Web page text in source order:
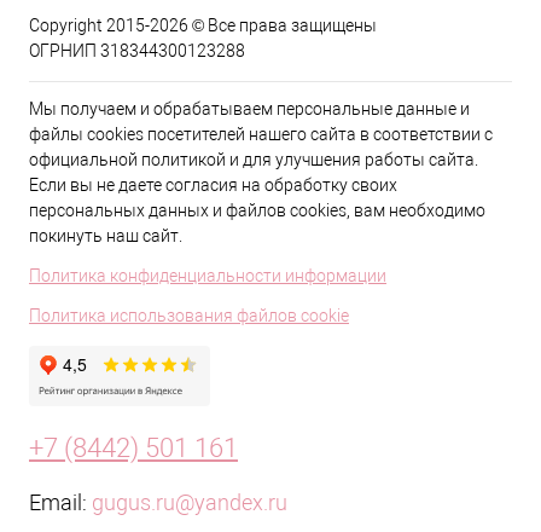
Copyright 2015-2026 © Все права защищены
ОГРНИП 318344300123288
Мы получаем и обрабатываем персональные данные и
файлы cookies посетителей нашего сайта в соответствии с
официальной политикой и для улучшения работы сайта.
Если вы не даете согласия на обработку своих
персональных данных и файлов cookies, вам необходимо
покинуть наш сайт.
Политика конфиденциальности информации
Политика использования файлов cookie
+7 (8442) 501 161
Email: gugus.ru@yandex.ru